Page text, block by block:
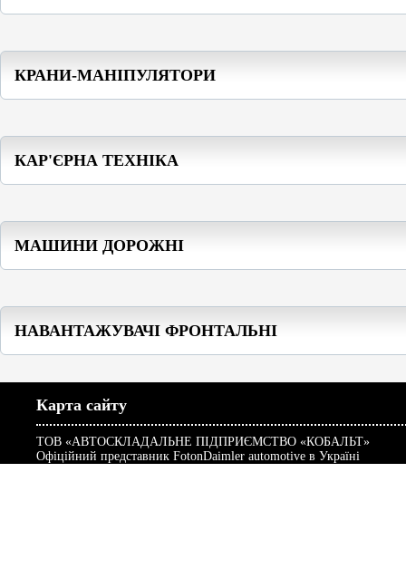
КРАНИ-МАНІПУЛЯТОРИ
КАР'ЄРНА ТЕХНІКА
МАШИНИ ДОРОЖНІ
НАВАНТАЖУВАЧІ ФРОНТАЛЬНІ
Карта сайту
ТОВ «АВТОСКЛАДАЛЬНЕ ПІДПРИЄМСТВО «КОБАЛЬТ»
Офіційний представник FotonDaimler automotive в Україні